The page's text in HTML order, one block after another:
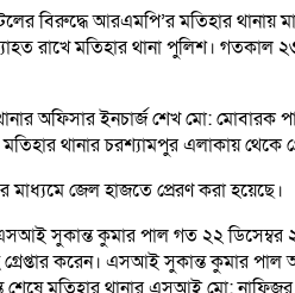
বিরুদ্ধে আরএমপি’র মতিহার থানায়
রাখে মতিহার থানা পুলিশ। গতকাল
থানার অফিসার ইনচার্জ শেখ মো:
থানার চরশ্যামপুর এলাকায় থেকে
জেল হাজতে প্রেরণ করা হয়েছে।
সুকান্ত কুমার পাল গত ২২
করেন। এসআই সুকান্ত কুমার পাল